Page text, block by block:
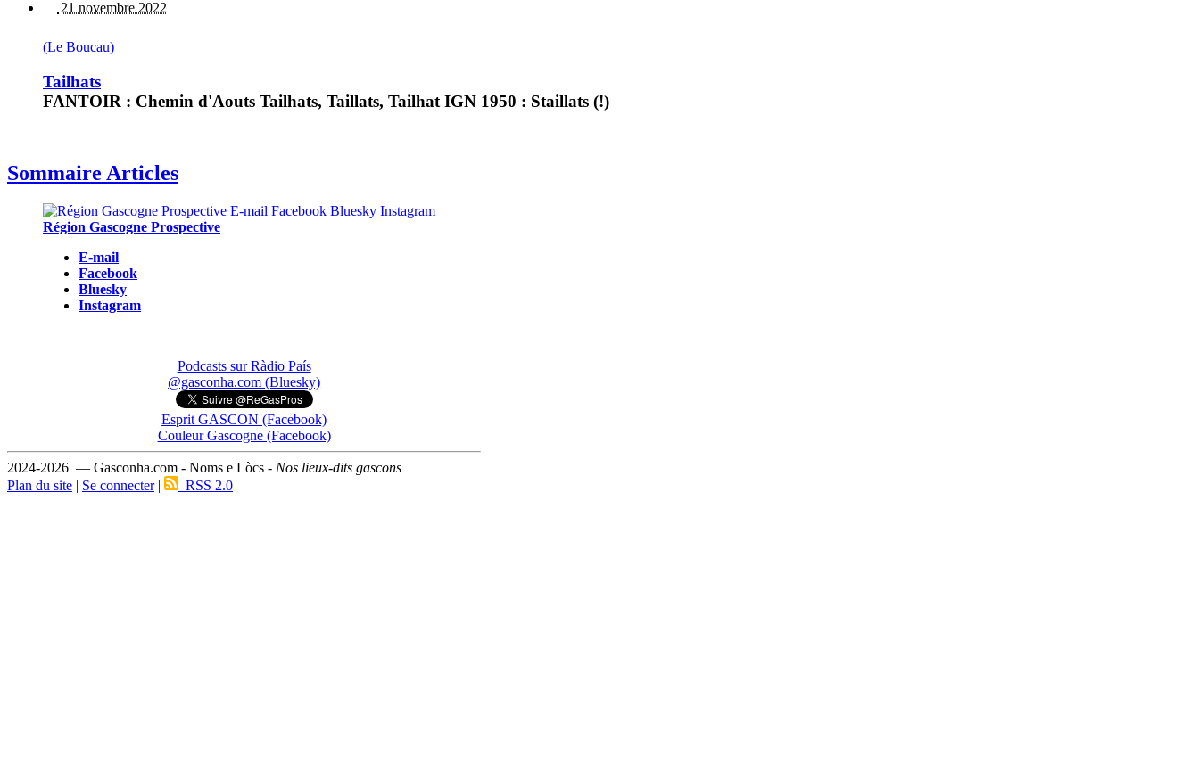
21 novembre 2022
(Le Boucau)
Tailhats
FANTOIR : Chemin d'Aouts Tailhats, Taillats, Tailhat IGN 1950 : Staillats (!)
Sommaire Articles
Région Gascogne Prospective
E-mail
Facebook
Bluesky
Instagram
Podcasts sur Ràdio País
@gasconha.com (Bluesky)
Esprit GASCON (Facebook)
Couleur Gascogne (Facebook)
2024-2026 — Gasconha.com - Noms e Lòcs - Nos lieux-dits gascons
Plan du site | Se connecter| RSS 2.0